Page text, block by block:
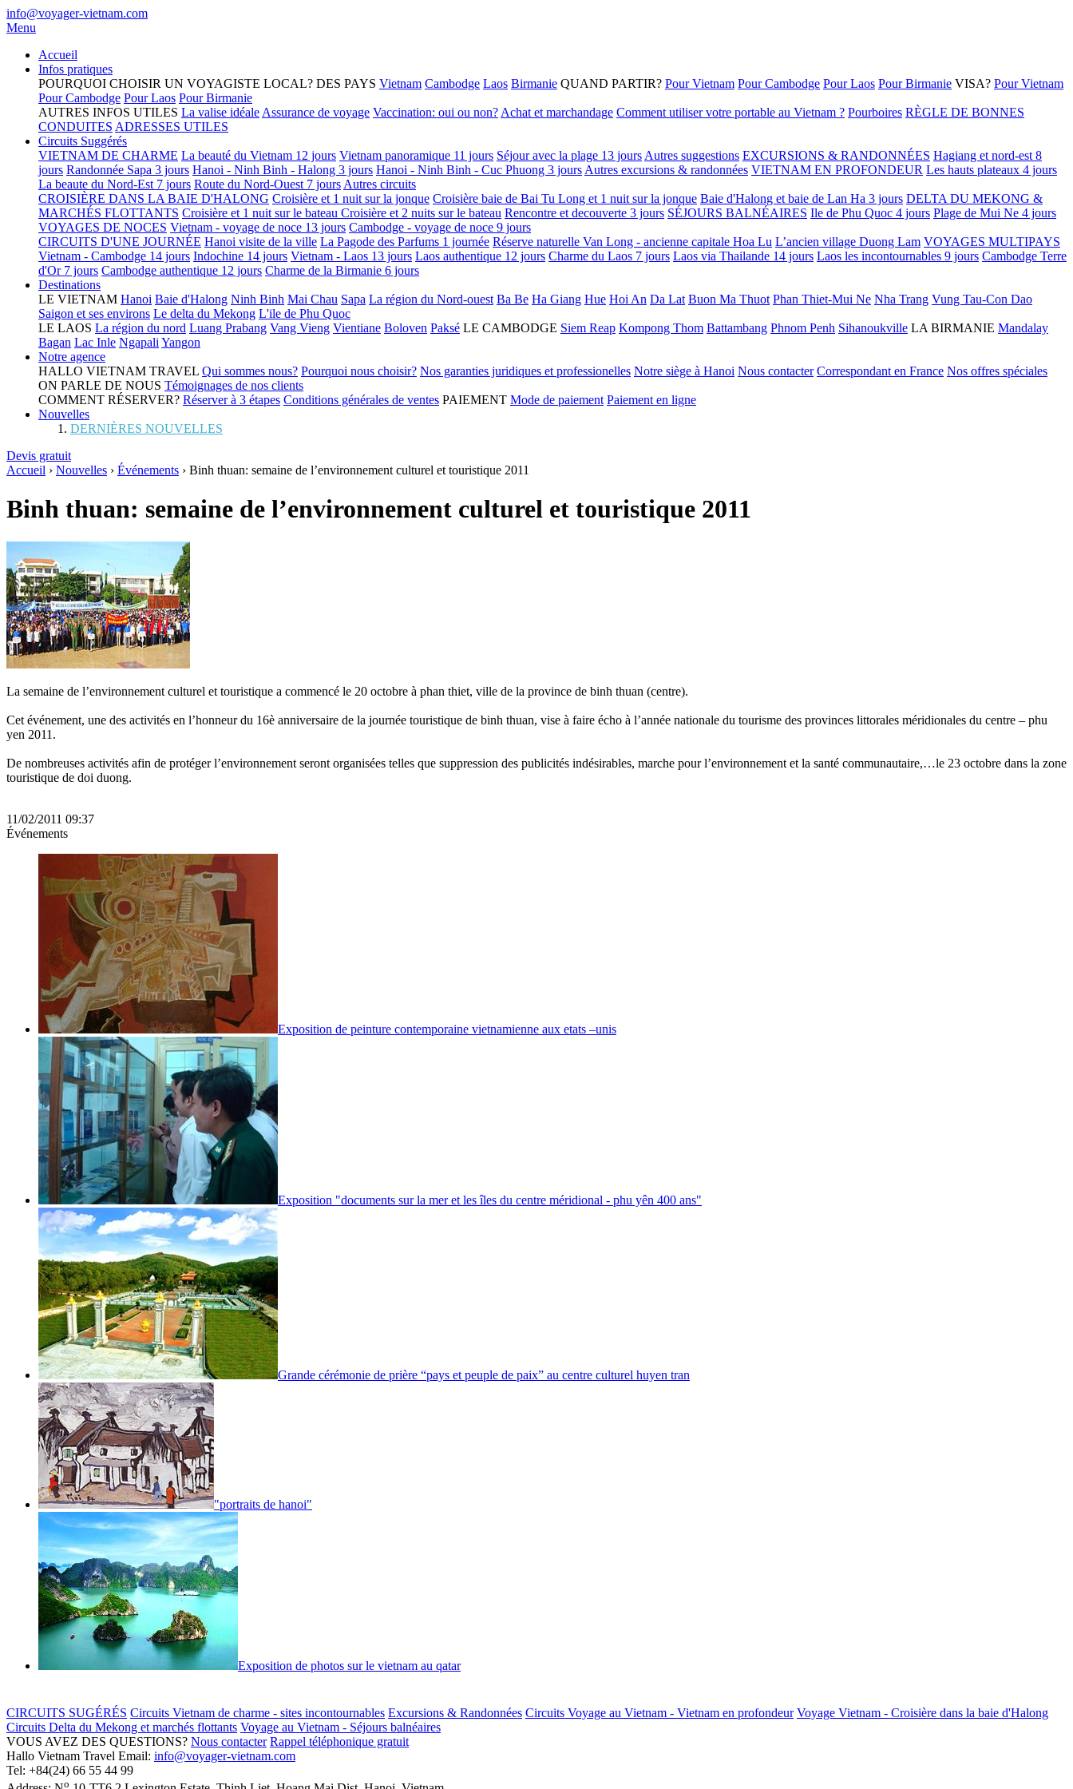
info@voyager-vietnam.com
Menu
Accueil
Infos pratiques
POURQUOI CHOISIR UN VOYAGISTE LOCAL? DES PAYS Vietnam Cambodge Laos Birmanie QUAND PARTIR? Pour Vietnam Pour Cambodge Pour Laos Pour Birmanie VISA? Pour Vietnam
Pour Cambodge Pour Laos Pour Birmanie
AUTRES INFOS UTILES La valise idéale Assurance de voyage Vaccination: oui ou non? Achat et marchandage Comment utiliser votre portable au Vietnam ? Pourboires RÈGLE DE BONNES
CONDUITES ADRESSES UTILES
Circuits Suggérés
VIETNAM DE CHARME La beauté du Vietnam 12 jours Vietnam panoramique 11 jours Séjour avec la plage 13 jours Autres suggestions EXCURSIONS & RANDONNÉES Hagiang et nord-est 8
jours Randonnée Sapa 3 jours Hanoi - Ninh Binh - Halong 3 jours Hanoi - Ninh Binh - Cuc Phuong 3 jours Autres excursions & randonnées VIETNAM EN PROFONDEUR Les hauts plateaux 4 jours
La beaute du Nord-Est 7 jours Route du Nord-Ouest 7 jours Autres circuits
CROISIÈRE DANS LA BAIE D'HALONG Croisière et 1 nuit sur la jonque Croisière baie de Bai Tu Long et 1 nuit sur la jonque Baie d'Halong et baie de Lan Ha 3 jours DELTA DU MEKONG &
MARCHÉS FLOTTANTS Croisière et 1 nuit sur le bateau Croisière et 2 nuits sur le bateau Rencontre et decouverte 3 jours SÉJOURS BALNÉAIRES Ile de Phu Quoc 4 jours Plage de Mui Ne 4 jours
VOYAGES DE NOCES Vietnam - voyage de noce 13 jours Cambodge - voyage de noce 9 jours
CIRCUITS D'UNE JOURNÉE Hanoi visite de la ville La Pagode des Parfums 1 journée Réserve naturelle Van Long - ancienne capitale Hoa Lu L’ancien village Duong Lam VOYAGES MULTIPAYS
Vietnam - Cambodge 14 jours Indochine 14 jours Vietnam - Laos 13 jours Laos authentique 12 jours Charme du Laos 7 jours Laos via Thailande 14 jours Laos les incontournables 9 jours Cambodge Terre
d'Or 7 jours Cambodge authentique 12 jours Charme de la Birmanie 6 jours
Destinations
LE VIETNAM Hanoi Baie d'Halong Ninh Binh Mai Chau Sapa La région du Nord-ouest Ba Be Ha Giang Hue Hoi An Da Lat Buon Ma Thuot Phan Thiet-Mui Ne Nha Trang Vung Tau-Con Dao
Saigon et ses environs Le delta du Mekong L'ile de Phu Quoc
LE LAOS La région du nord Luang Prabang Vang Vieng Vientiane Boloven Paksé LE CAMBODGE Siem Reap Kompong Thom Battambang Phnom Penh Sihanoukville LA BIRMANIE Mandalay
Bagan Lac Inle Ngapali Yangon
Notre agence
HALLO VIETNAM TRAVEL Qui sommes nous? Pourquoi nous choisir? Nos garanties juridiques et professionelles Notre siège à Hanoi Nous contacter Correspondant en France Nos offres spéciales
ON PARLE DE NOUS Témoignages de nos clients
COMMENT RÉSERVER? Réserver à 3 étapes Conditions générales de ventes PAIEMENT Mode de paiement Paiement en ligne
Nouvelles
DERNIÈRES NOUVELLES
Devis gratuit
Accueil › Nouvelles › Événements › Binh thuan: semaine de l’environnement culturel et touristique 2011
Binh thuan: semaine de l’environnement culturel et touristique 2011
La semaine de l’environnement culturel et touristique a commencé le 20 octobre à phan thiet, ville de la province de binh thuan (centre).
Cet événement, une des activités en l’honneur du 16è anniversaire de la journée touristique de binh thuan, vise à faire écho à l’année nationale du tourisme des provinces littorales méridionales du centre – phu
yen 2011.
De nombreuses activités afin de protéger l’environnement seront organisées telles que suppression des publicités indésirables, marche pour l’environnement et la santé communautaire,…le 23 octobre dans la zone
touristique de doi duong.
11/02/2011 09:37
Événements
Exposition de peinture contemporaine vietnamienne aux etats –unis
Exposition "documents sur la mer et les îles du centre méridional - phu yên 400 ans"
Grande cérémonie de prière “pays et peuple de paix” au centre culturel huyen tran
"portraits de hanoi"
Exposition de photos sur le vietnam au qatar
CIRCUITS SUGÉRÉS Circuits Vietnam de charme - sites incontournables Excursions & Randonnées Circuits Voyage au Vietnam - Vietnam en profondeur Voyage Vietnam - Croisière dans la baie d'Halong
Circuits Delta du Mekong et marchés flottants Voyage au Vietnam - Séjours balnéaires
VOUS AVEZ DES QUESTIONS? Nous contacter Rappel téléphonique gratuit
Hallo Vietnam Travel Email: info@voyager-vietnam.com
Tel: +84(24) 66 55 44 99
o